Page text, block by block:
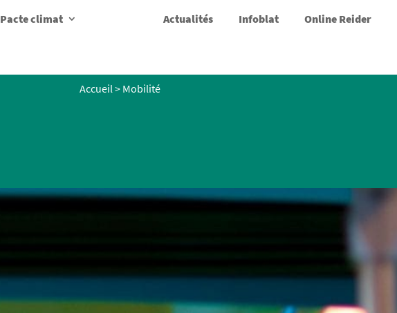
Pacte climat Actualités Infoblat Online Reider
Accueil> Mobilité